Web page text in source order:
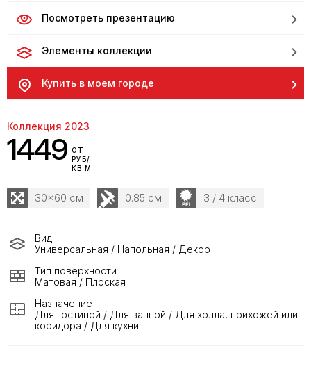
Посмотреть презентацию
Элементы коллекции
Купить в моем городе
Коллекция 2023
1449 ОТ
РУБ/
КВ.М
30x60 см 0.85 см 3 / 4 класс
Вид
Универсальная / Напольная / Декор
Тип поверхности
Матовая / Плоская
Назначение
Для гостиной / Для ванной / Для холла, прихожей или
коридора / Для кухни